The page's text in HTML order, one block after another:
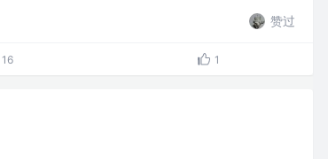
赞过
16 1